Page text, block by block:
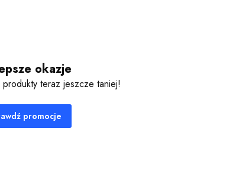
okazje
teraz jeszcze taniej!
promocje